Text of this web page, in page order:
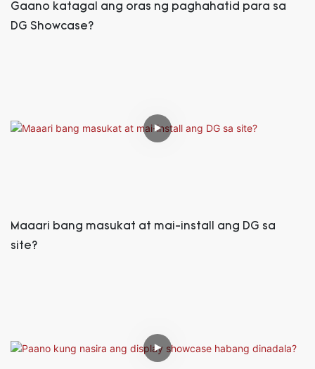
Gaano katagal ang oras ng paghahatid para sa
DG Showcase?
Maaari bang masukat at mai-install ang DG sa
site?